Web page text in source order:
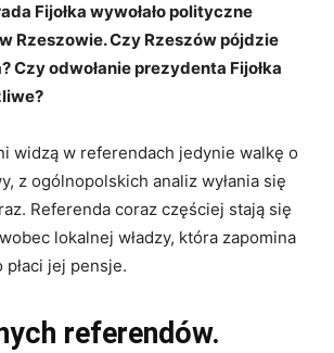
Fijołka wywołało polityczne
Rzeszowie. Czy Rzeszów pójdzie
Czy odwołanie prezydenta Fijołka
widzą w referendach jedynie walkę o
z ogólnopolskich analiz wyłania się
Referenda coraz częściej stają się
lokalnej władzy, która zapomina
płaci jej pensje.
referendów.